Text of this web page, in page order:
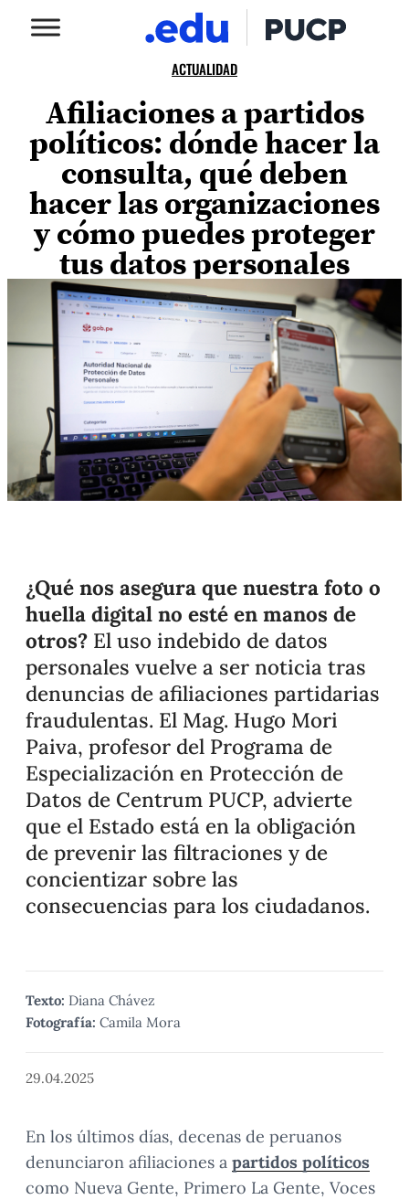
ACTUALIDAD
Afiliaciones a partidos
políticos: dónde hacer la
consulta, qué deben
hacer las organizaciones
y cómo puedes proteger
tus datos personales
¿Qué nos asegura que nuestra foto o
huella digital no esté en manos de
otros? El uso indebido de datos
personales vuelve a ser noticia tras
denuncias de afiliaciones partidarias
fraudulentas. El Mag. Hugo Mori
Paiva, profesor del Programa de
Especialización en Protección de
Datos de Centrum PUCP, advierte
que el Estado está en la obligación
de prevenir las filtraciones y de
concientizar sobre las
consecuencias para los ciudadanos.
Texto: Diana Chávez
Fotografía: Camila Mora
29.04.2025
En los últimos días, decenas de peruanos
denunciaron afiliaciones a partidos políticos
como Nueva Gente, Primero La Gente, Voces